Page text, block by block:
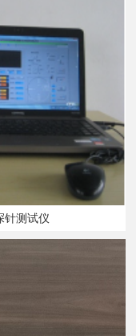
针测试仪